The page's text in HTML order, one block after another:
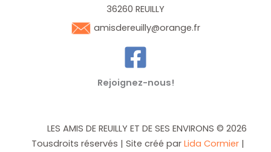
36260 REUILLY
amisdereuilly@orange.fr
Rejoignez-nous!
LES AMIS DE REUILLY ET DE SES ENVIRONS © 2026
Tousdroits réservés | Site créé par Lida Cormier |